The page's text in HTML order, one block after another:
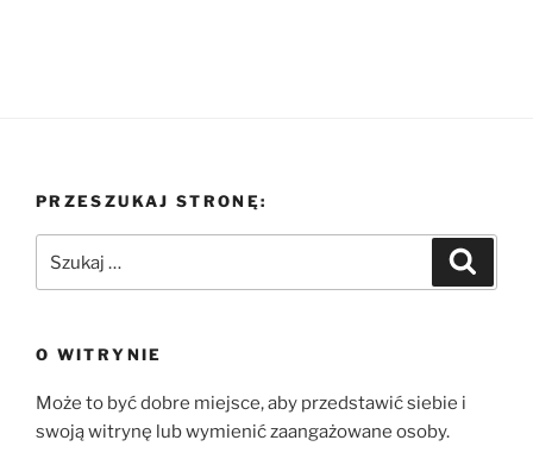
PRZESZUKAJ STRONĘ:
O WITRYNIE
Może to być dobre miejsce, aby przedstawić siebie i
swoją witrynę lub wymienić zaangażowane osoby.